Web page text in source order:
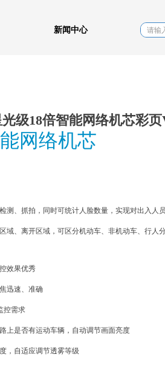
新闻中心
级18倍智能网络机芯彩页
网络机芯
测 、 抓拍 ， 同时可统计人脸数量 ， 实现对出入人
域、离开区域，可区分机动车、非机动车、行人分
效果优秀
迅速、准确
控需求
上是否有运动车辆 ， 自动调节画面亮度
， 自适应调节透雾等级